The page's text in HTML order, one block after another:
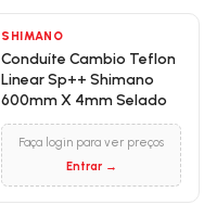
SHIMANO
Conduíte Cambio Teflon
Linear Sp++ Shimano
600mm X 4mm Selado
Faça login para ver preços
Entrar →